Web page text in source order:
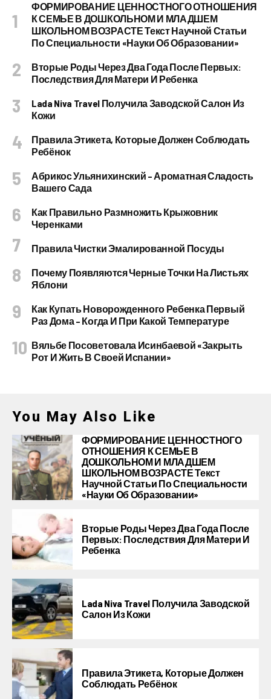
ФОРМИРОВАНИЕ ЦЕННОСТНОГО ОТНОШЕНИЯ
К СЕМЬЕ В ДОШКОЛЬНОМ И МЛАДШЕМ
ШКОЛЬНОМ ВОЗРАСТЕ Текст Научной Статьи
По Специальности «Науки Об Образовании»
Вторые Роды Через Два Года После Первых:
Последствия Для Матери И Ребенка
Lada Niva Travel Получила Заводской Салон Из
Кожи
Правила Этикета, Которые Должен Соблюдать
Ребёнок
Абрикос Ульянихинский – Ароматная Сладость
Вашего Сада
Как Правильно Размножить Крыжовник
Черенками
Правила Чистки Эмалированной Посуды
Почему Появляются Черные Точки На Листьях
Яблони
Как Купать Новорожденного Ребенка Первый
Раз Дома – Когда И При Какой Температуре
Вяльбе Посоветовала Исинбаевой «закрыть
Рот И Жить В Своей Испании»
You May Also Like
ФОРМИРОВАНИЕ ЦЕННОСТНОГО
ОТНОШЕНИЯ К СЕМЬЕ В
ДОШКОЛЬНОМ И МЛАДШЕМ
ШКОЛЬНОМ ВОЗРАСТЕ Текст
Научной Статьи По Специальности
«Науки Об Образовании»
Вторые Роды Через Два Года После
Первых: Последствия Для Матери И
Ребенка
Lada Niva Travel Получила Заводской
Салон Из Кожи
Правила Этикета, Которые Должен
Соблюдать Ребёнок